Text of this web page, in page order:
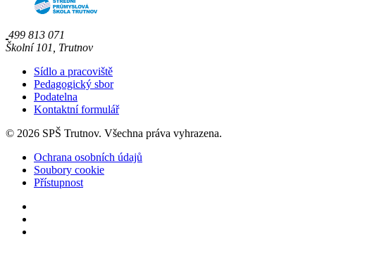
499 813 071
Školní 101, Trutnov
Sídlo a pracoviště
Pedagogický sbor
Podatelna
Kontaktní formulář
© 2026 SPŠ Trutnov. Všechna práva vyhrazena.
Ochrana osobních údajů
Soubory cookie
Přístupnost